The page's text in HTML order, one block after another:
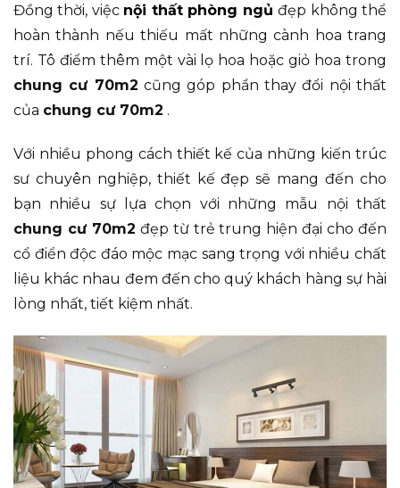
Đồng thời, việc nội thất phòng ngủ đẹp không thể
hoàn thành nếu thiếu mất những cành hoa trang
trí. Tô điểm thêm một vài lọ hoa hoặc giỏ hoa trong
chung cư 70m2 cũng góp phần thay đổi nội thất
của chung cư 70m2 .
Với nhiều phong cách thiết kế của những kiến trúc
sư chuyên nghiệp, thiết kế đẹp sẽ mang đến cho
bạn nhiều sự lựa chọn với những mẫu nội thất
chung cư 70m2 đẹp từ trẻ trung hiện đại cho đến
cổ điển độc đáo mộc mạc sang trọng với nhiều chất
liệu khác nhau đem đến cho quý khách hàng sự hài
lòng nhất, tiết kiệm nhất.